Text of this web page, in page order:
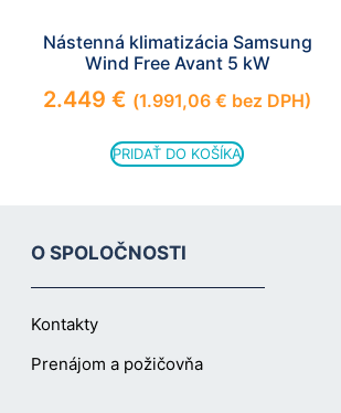
Nástenná klimatizácia Samsung
Wind Free Avant 5 kW
2.449 € (1.991,06 € bez DPH)
PRIDAŤ DO KOŠÍKA
O SPOLOČNOSTI
Kontakty
Prenájom a požičovňa